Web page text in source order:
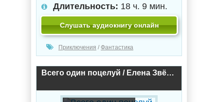
Длительность: 18 ч. 9 мин.
Слушать аудиокнигу онлайн
Приключения / Фантастика
Всего один поцелуй / Елена Звёздная